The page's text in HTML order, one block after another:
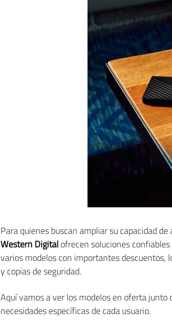
Para quienes buscan ampliar su capacidad
Western Digitalofrecen soluciones
varios modelos con importantes descuentos,
y copias de seguridad.
Aquí vamos a ver los modelos en oferta
necesidades específicas de cada usuario.